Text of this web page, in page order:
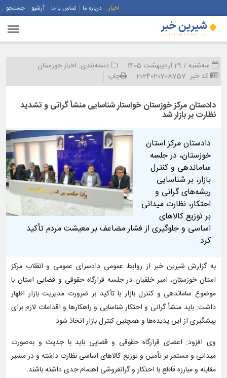
اخبار درباره ما تماس با ما آرشیو جستجو
سه‌شنبه / 29 اردیبهشت 1405 دسته‌بندی: اخبار خوزستان
کد خبر: 2024020708757 چاپ
دادستان مرکز خوزستان خواستار شناسایی منشأ گرانی و تشدید
نظارت بر بازار شد
دادستان مرکز استان
خوزستان، در جلسه
ساماندهی و کنترل
بازار، بر شناسایی
ریشه‌های گرانی و
احتکار، نظارت میدانی
بر توزیع کالاهای
اساسی و جلوگیری از فشار مضاعف بر معیشت مردم تأکید
کرد.
به گزارش شیرین خبر از روابط عمومی دادسرای عمومی و انقلاب مرکز
استان خوزستان، امیر خلفیان در جلسه قرارگاه حقوقی و قضایی استان با
موضوع ساماندهی و کنترل بازار با تأکید بر ضرورت مدیریت بازار اظهار
داشت: باید منشأ گرانی و احتکار شناسایی و راهکارها و اقدامات لازم برای
پیشگیری از این پدیده‌ها و همچنین کنترل بازار اتخاذ شود.
وی افزود: اعضای قرارگاه حقوقی و قضایی باید با جدیت و به‌صورت
میدانی و مستمر بر تأمین و توزیع کالاهای اساسی نظارت داشته و در مسیر
مقابله و مبارزه قاطع با احتکار و گرانفروشی اهتمام جدی داشته باشند.